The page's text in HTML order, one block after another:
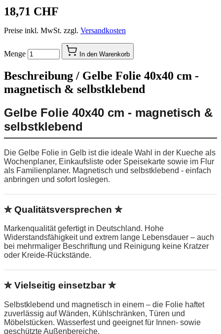
18,71 CHF
Preise inkl. MwSt. zzgl. Versandkosten
Menge In den Warenkorb
Beschreibung / Gelbe Folie 40x40 cm -
magnetisch & selbstklebend
Gelbe Folie 40x40 cm - magnetisch &
selbstklebend
Die Gelbe Folie in Gelb ist die ideale Wahl in der Kueche als
Wochenplaner, Einkaufsliste oder Speisekarte sowie im Flur
als Familienplaner. Magnetisch und selbstklebend - einfach
anbringen und sofort loslegen.
✮ Qualitätsversprechen ✮
Markenqualität gefertigt in Deutschland. Hohe
Widerstandsfähigkeit und extrem lange Lebensdauer – auch
bei mehrmaliger Beschriftung und Reinigung keine Kratzer
oder Kreide-Rückstände.
✮ Vielseitig einsetzbar ✮
Selbstklebend und magnetisch in einem – die Folie haftet
zuverlässig auf Wänden, Kühlschränken, Türen und
Möbelstücken. Wasserfest und geeignet für Innen- sowie
geschützte Außenbereiche.